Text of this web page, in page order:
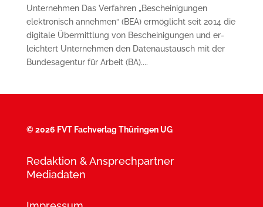
Unternehmen Das Verfahren „Bescheinigungen
elektronisch annehmen“ (BEA) ermöglicht seit 2014 die
digitale Übermittlung von Bescheinigungen und er­
leichtert Unternehmen den Datenaustausch mit der
Bundes­agentur für Arbeit (BA)....
©2026 FVT Fachverlag Thüringen UG
Redaktion & Ansprechpartner
Mediadaten